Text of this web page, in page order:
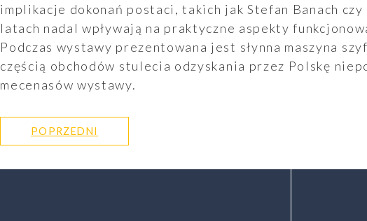
implikacje dokonań postaci, takich jak Stefan Banach
latach nadal wpływają na praktyczne aspekty
Podczas wystawy prezentowana jest słynna maszyna
częścią obchodów stulecia odzyskania przez Polskę
mecenasów wystawy.
POPRZEDNI